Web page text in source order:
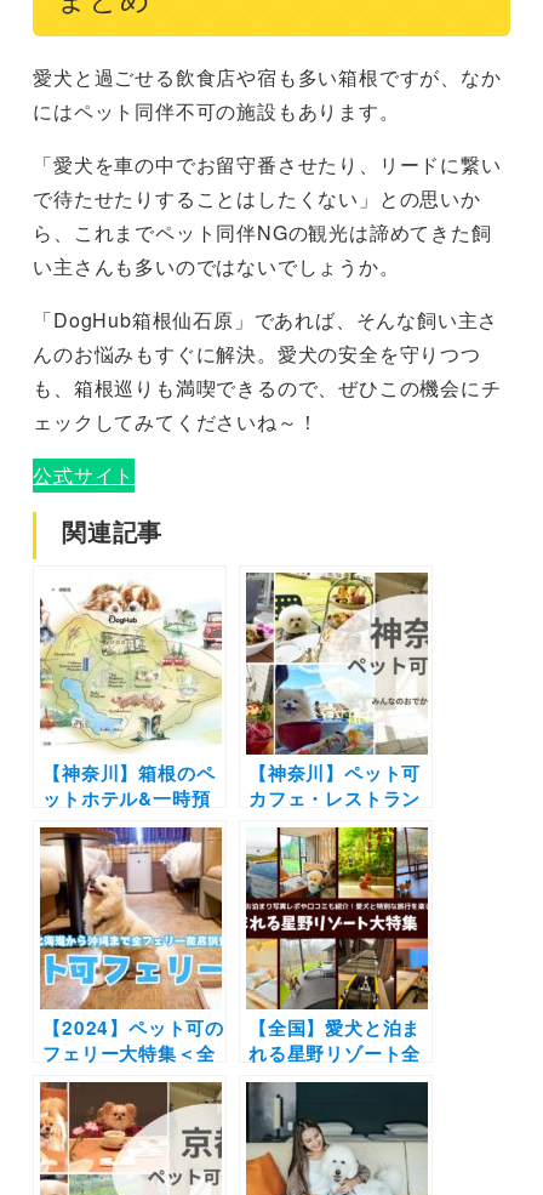
愛犬と過ごせる飲食店や宿も多い箱根ですが、なか
にはペット同伴不可の施設もあります。
「愛犬を車の中でお留守番させたり、リードに繋い
で待たせたりすることはしたくない」との思いか
ら、これまでペット同伴NGの観光は諦めてきた飼
い主さんも多いのではないでしょうか。
「DogHub箱根仙石原」であれば、そんな飼い主さ
んのお悩みもすぐに解決。愛犬の安全を守りつつ
も、箱根巡りも満喫できるので、ぜひこの機会にチ
ェックしてみてくださいね～！
公式サイト
関連記事
【神奈川】箱根のペ
ットホテル&一時預
かり施設「DogHub
箱根仙石原」が2024
年7月オープン！24
時間スタッフ常駐で
専用ドッグランも
【神奈川】ペット可
カフェ・レストラン
30選 | 愛犬と一緒に
中華街の食べ放題や
アフタヌーンティー
を楽しもう♪
【2024】ペット可の
フェリー大特集＜全
24隻＞北海道から沖
縄までウィズペット
ルーム・ペットルー
ムで愛犬と非日常の
旅へ
【全国】愛犬と泊ま
れる星野リゾート全
42施設大特集！実際
のお泊まり写真レポ
や口コミも | 大切な
ペットと特別な旅行
を楽しもう♪